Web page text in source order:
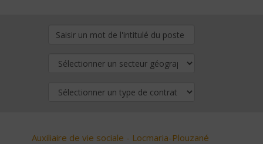
Auxiliaire de vie sociale - Locmaria-Plouzané